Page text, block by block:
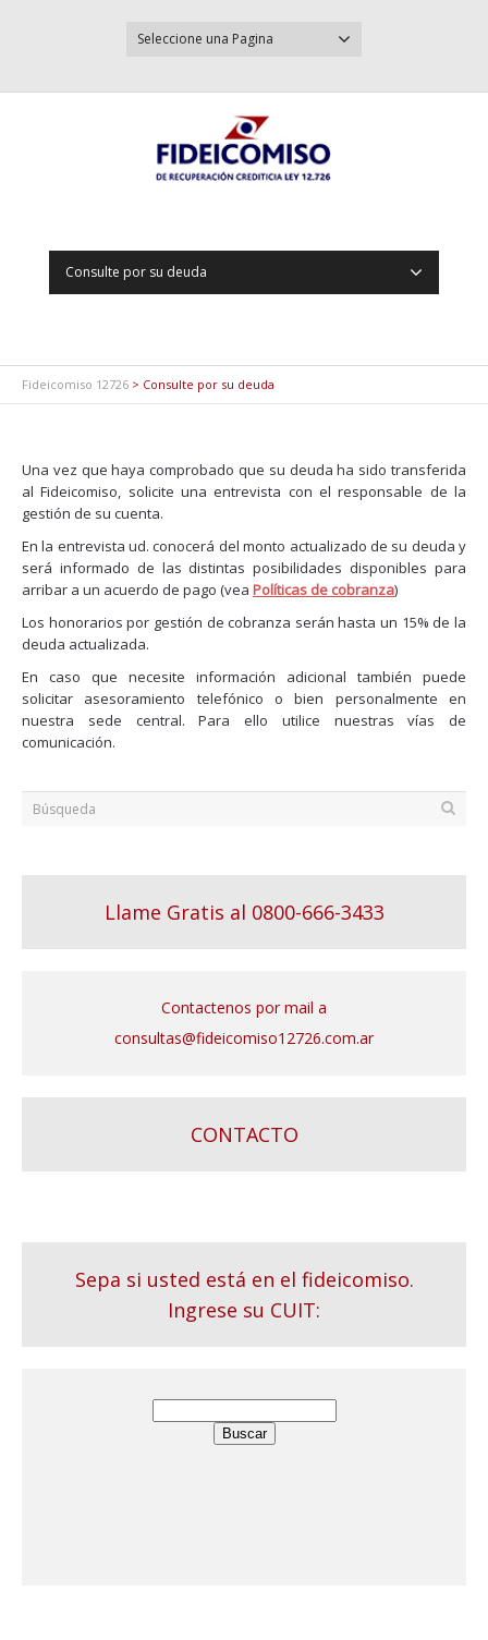
Seleccione una Pagina
Consulte por su deuda
Fideicomiso 12726 > Consulte por su deuda
Una vez que haya comprobado que su deuda ha sido transferida
al Fideicomiso, solicite una entrevista con el responsable de la
gestión de su cuenta.
En la entrevista ud. conocerá del monto actualizado de su deuda y
será informado de las distintas posibilidades disponibles para
arribar a un acuerdo de pago (vea Políticas de cobranza)
Los honorarios por gestión de cobranza serán hasta un 15% de la
deuda actualizada.
En caso que necesite información adicional también puede
solicitar asesoramiento telefónico o bien personalmente en
nuestra sede central. Para ello utilice nuestras vías de
comunicación.
Llame Gratis al 0800-666-3433
Contactenos por mail a
consultas@fideicomiso12726.com.ar
CONTACTO
Sepa si usted está en el fideicomiso.
Ingrese su CUIT: